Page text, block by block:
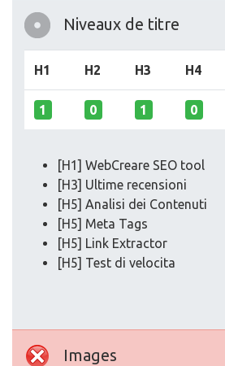
Niveaux de titre
H1 H2 H3 H4
1 0 1 0
[H1] WebCreare SEO tool
[H3] Ultime recensioni
[H5] Analisi dei Contenuti
[H5] Meta Tags
[H5] Link Extractor
[H5] Test di velocita
Images